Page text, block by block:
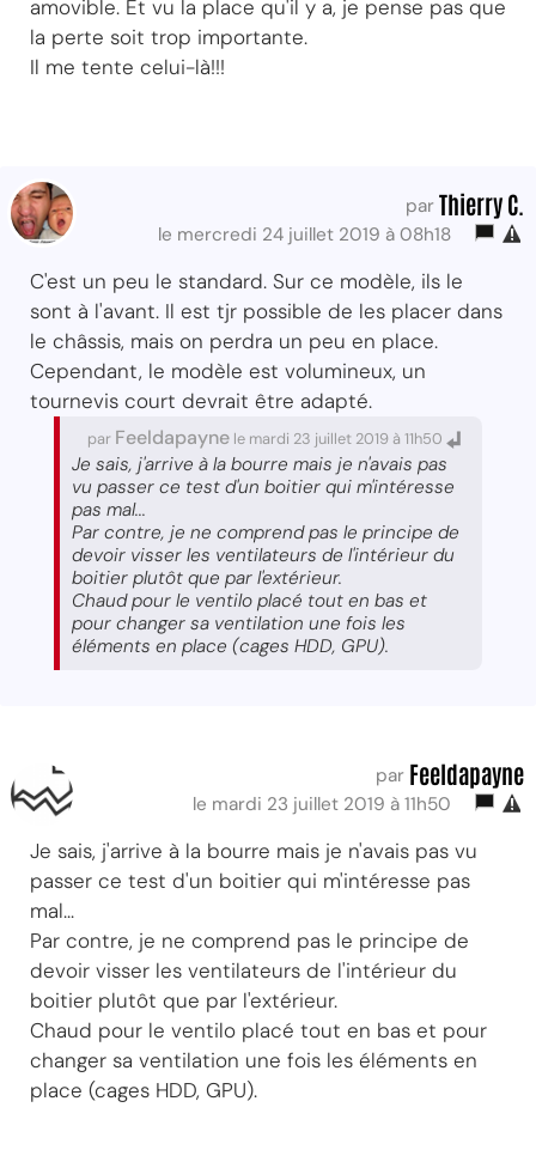
amovible. Et vu la place qu'il y a, je pense pas que
la perte soit trop importante.
Il me tente celui-là!!!
par Thierry C.
le mercredi 24 juillet 2019 à 08h18
C'est un peu le standard. Sur ce modèle, ils le
sont à l'avant. Il est tjr possible de les placer dans
le châssis, mais on perdra un peu en place.
Cependant, le modèle est volumineux, un
tournevis court devrait être adapté.
par Feeldapayne le mardi 23 juillet 2019 à 11h50
Je sais, j'arrive à la bourre mais je n'avais pas
vu passer ce test d'un boitier qui m'intéresse
pas mal...
Par contre, je ne comprend pas le principe de
devoir visser les ventilateurs de l'intérieur du
boitier plutôt que par l'extérieur.
Chaud pour le ventilo placé tout en bas et
pour changer sa ventilation une fois les
éléments en place (cages HDD, GPU).
par Feeldapayne
le mardi 23 juillet 2019 à 11h50
Je sais, j'arrive à la bourre mais je n'avais pas vu
passer ce test d'un boitier qui m'intéresse pas
mal...
Par contre, je ne comprend pas le principe de
devoir visser les ventilateurs de l'intérieur du
boitier plutôt que par l'extérieur.
Chaud pour le ventilo placé tout en bas et pour
changer sa ventilation une fois les éléments en
place (cages HDD, GPU).